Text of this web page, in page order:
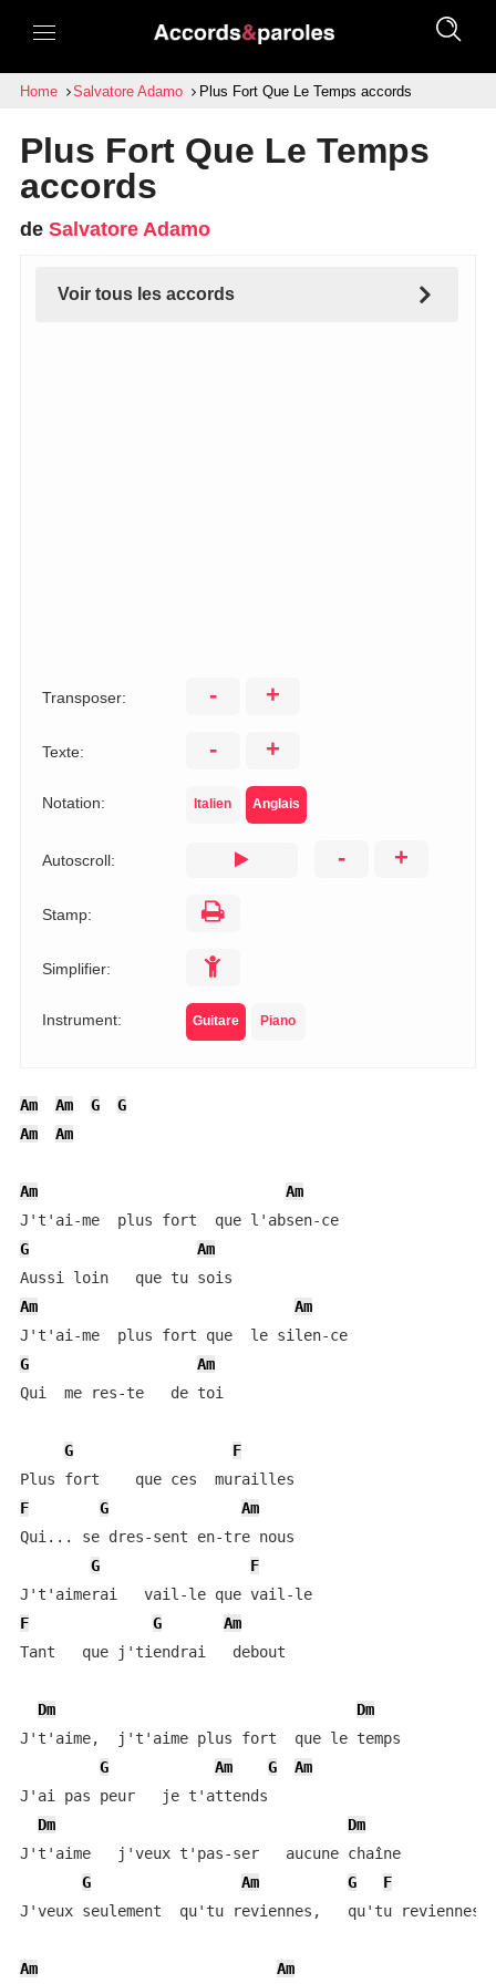
Home Salvatore Adamo Plus Fort Que Le Temps accords
Plus Fort Que Le Temps
accords
de Salvatore Adamo
Voir tous les accords
Transposer: - +
Texte: - +
Notation: Italien Anglais
Autoscroll: - +
Stamp:
Simplifier:
Instrument: Guitare Piano
Am Am G
G
Am
Am
Am
Am
J't'ai-me  plus fort  que l'absen-ce
G
Am
Am
Am
J't'ai-me  plus fort que  le silen-ce
G
Am
Qui  me res-te   de toi
G
F
F
G
Am
Qui... se dres-sent en-tre nous
G
F
J't'aimerai   vail-le que vail-le
F
G
Am
Tant   que j'tiendrai   debout
Dm
Dm
J't'aime,  j't'aime plus fort  que le temps
G
Am G
Am
J'ai pas peur   je t'attends
Dm
Dm
J't'aime   j'veux t'pas-ser   aucune chaîne
G
Am G
F
J'veux seulement  qu'tu reviennes,   qu'tu reviennes
Am Am